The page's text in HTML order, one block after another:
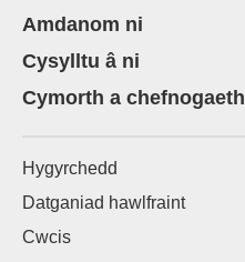
Amdanom ni
Cysylltu â ni
Cymorth a chefnogaeth
Hygyrchedd
Datganiad hawlfraint
Cwcis